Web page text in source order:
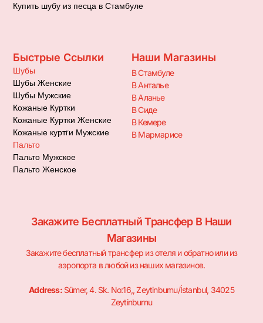
Купить шубу из песца в Стамбуле
Быстрые Ссылки
Шубы
Шубы Женские
Шубы Мужские
Кожаные Куртки
Кожаные Куртки Женские
Кожаные куртrи Мужские
Пальто
Пальто Мужское
Пальто Женское
Наши Магазины
В Стамбуле
В Анталье
В Аланье
В Сиде
В Кемере
В Мармарисе
Закажите Бесплатный Трансфер В Наши
Магазины
Закажите бесплатный трансфер из отеля и обратно или из
аэропорта в любой из наших магазинов.
Address:Sümer, 4. Sk. No:16,, Zeytinburnu/İstanbul, 34025
Zeytinburnu